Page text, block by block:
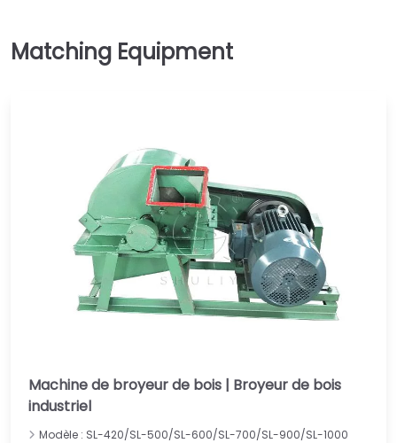
Machine de broyeur de bois | Broyeur de bois
industriel
Modèle : SL-420/SL-500/SL-600/SL-700/SL-900/SL-1000